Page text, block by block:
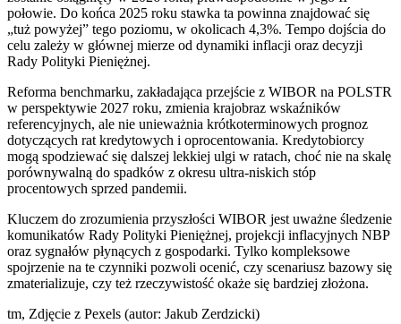
połowie. Do końca 2025 roku stawka ta powinna znajdować się
„tuż powyżej” tego poziomu, w okolicach 4,3%. Tempo dojścia do
celu zależy w głównej mierze od dynamiki inflacji oraz decyzji
Rady Polityki Pieniężnej.
Reforma benchmarku, zakładająca przejście z WIBOR na POLSTR
w perspektywie 2027 roku, zmienia krajobraz wskaźników
referencyjnych, ale nie unieważnia krótkoterminowych prognoz
dotyczących rat kredytowych i oprocentowania. Kredytobiorcy
mogą spodziewać się dalszej lekkiej ulgi w ratach, choć nie na skalę
porównywalną do spadków z okresu ultra-niskich stóp
procentowych sprzed pandemii.
Kluczem do zrozumienia przyszłości WIBOR jest uważne śledzenie
komunikatów Rady Polityki Pieniężnej, projekcji inflacyjnych NBP
oraz sygnałów płynących z gospodarki. Tylko kompleksowe
spojrzenie na te czynniki pozwoli ocenić, czy scenariusz bazowy się
zmaterializuje, czy też rzeczywistość okaże się bardziej złożona.
tm, Zdjęcie z Pexels (autor: Jakub Zerdzicki)